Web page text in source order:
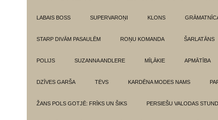
LABAIS BOSS SUPERVAROŅI KLONS
STARP DIVĀM PASAULĒM ROŅU KOMANDA ŠARLATĀNS
POLIJS SUZANNA ANDLERE MĪĻĀKIE APMĀTĪBA
DZĪVES GARŠA TĖVS KARDĒNA MODES NAMS
ŽANS POLS GOTJĒ: FRĪKS UN ŠIKS PERSIEŠU VALODAS